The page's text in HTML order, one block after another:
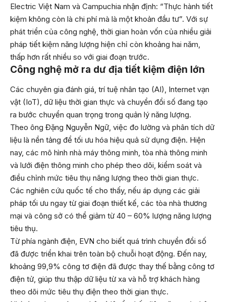
Electric Việt Nam và Campuchia nhận định: “Thực hành tiết
kiệm không còn là chi phí mà là một khoản đầu tư”. Với sự
phát triển của công nghệ, thời gian hoàn vốn của nhiều giải
pháp tiết kiệm năng lượng hiện chỉ còn khoảng hai năm,
thấp hơn rất nhiều so với giai đoạn trước.
Công nghệ mở ra dư địa tiết kiệm điện lớn
Các chuyên gia đánh giá, trí tuệ nhân tạo (AI), Internet vạn
vật (IoT), dữ liệu thời gian thực và chuyển đổi số đang tạo
ra bước chuyển quan trọng trong quản lý năng lượng.
Theo ông Đặng Nguyễn Ngữ, việc đo lường và phân tích dữ
liệu là nền tảng để tối ưu hóa hiệu quả sử dụng điện. Hiện
nay, các mô hình nhà máy thông minh, tòa nhà thông minh
và lưới điện thông minh cho phép theo dõi, kiểm soát và
điều chỉnh mức tiêu thụ năng lượng theo thời gian thực.
Các nghiên cứu quốc tế cho thấy, nếu áp dụng các giải
pháp tối ưu ngay từ giai đoạn thiết kế, các tòa nhà thương
mại và công sở có thể giảm từ 40 – 60% lượng năng lượng
tiêu thụ.
Từ phía ngành điện, EVN cho biết quá trình chuyển đổi số
đã được triển khai trên toàn bộ chuỗi hoạt động. Đến nay,
khoảng 99,9% công tơ điện đã được thay thế bằng công tơ
điện tử, giúp thu thập dữ liệu từ xa và hỗ trợ khách hàng
theo dõi mức tiêu thụ điện theo thời gian thực.